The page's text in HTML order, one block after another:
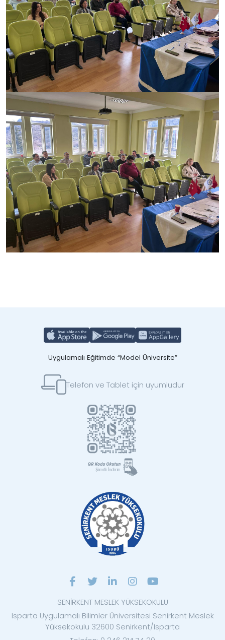
Uygulamalı Eğitimde “Model Üniversite”
Telefon ve Tablet için uyumludur
SENİRKENT MESLEK YÜKSEKOKULU
Isparta Uygulamalı Bilimler Üniversitesi Senirkent Meslek
Yüksekokulu 32600 Senirkent/Isparta